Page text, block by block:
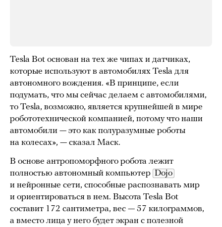
Tesla Bot основан на тех же чипах и датчиках,
которые используют в автомобилях Tesla для
автономного вождения. «В принципе, если
подумать, что мы сейчас делаем с автомобилями,
то Tesla, возможно, является крупнейшей в мире
робототехнической компанией, потому что наши
автомобили — это как полуразумные роботы
на колесах», — сказал Маск.
В основе антропоморфного робота лежит
полностью автономный компьютер Dojo
и нейронные сети, способные распознавать мир
и ориентироваться в нем. Высота Tesla Bot
составит 172 сантиметра, вес — 57 килограммов,
а вместо лица у него будет экран с полезной